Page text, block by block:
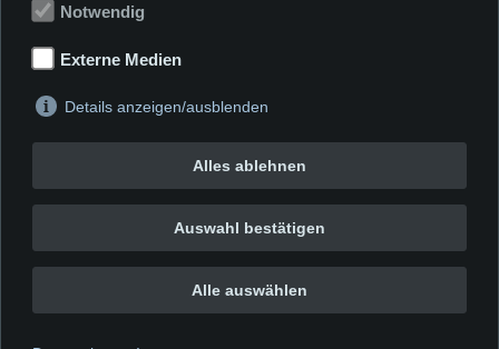
Impressum
Notwendig
Externe Medien
Details anzeigen/ausblenden
Alles ablehnen
Auswahl bestätigen
Alle auswählen